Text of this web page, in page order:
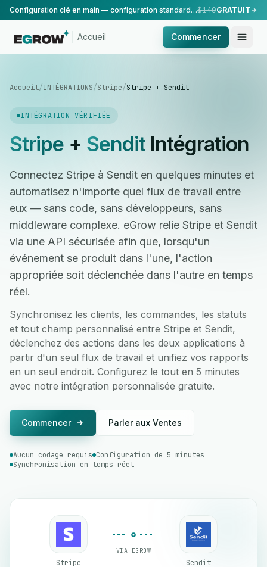
Configuration clé en main — configuration standard, réalisée par notre équipe.$149GRATUIT
Accueil Commencer
Accueil/INTÉGRATIONS/Stripe/Stripe + Sendit
INTÉGRATION VÉRIFIÉE
Stripe+ SenditIntégration
Connectez Stripe à Sendit en quelques minutes et
automatisez n'importe quel flux de travail entre
eux — sans code, sans développeurs, sans
middleware complexe. eGrow relie Stripe et Sendit
via une API sécurisée afin que, lorsqu'un
événement se produit dans l'une, l'action
appropriée soit déclenchée dans l'autre en temps
réel.
Synchronisez les clients, les commandes, les statuts
et tout champ personnalisé entre Stripe et Sendit,
déclenchez des actions dans les deux applications à
partir d'un seul flux de travail et unifiez vos rapports
en un seul endroit. Configurez le tout en 5 minutes
avec notre intégration personnalisée gratuite.
Commencer Parler aux Ventes
Aucun codage requis Configuration de 5 minutes
Synchronisation en temps réel
Stripe
VIA EGROW
Sendit